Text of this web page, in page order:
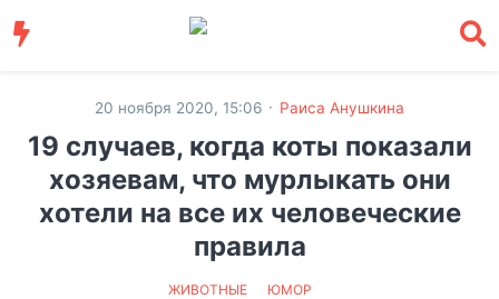
20 ноября 2020, 15:06 · Раиса Анушкина
19 случаев, когда коты показали
хозяевам, что мурлыкать они
хотели на все их человеческие
правила
ЖИВОТНЫЕ ЮМОР